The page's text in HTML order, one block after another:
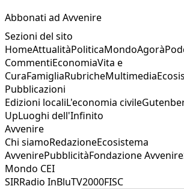
Abbonati ad Avvenire
Sezioni del sito
HomeAttualitàPoliticaMondoAgorà
CommentiEconomiaVita e
CuraFamigliaRubricheMultimedia
Pubblicazioni
Edizioni localiL'economia civile
UpLuoghi dell'Infinito
Avvenire
Chi siamoRedazioneEcosistema
AvvenirePubblicitàFondazione Avvenire
Mondo CEI
SIRRadio InBluTV2000FISC